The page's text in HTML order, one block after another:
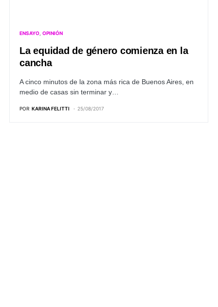
ENSAYO OPINIÓN
La equidad de género comienza en la
cancha
A cinco minutos de la zona más rica de Buenos Aires, en
medio de casas sin terminar y…
POR KARINA FELITTI 25/08/2017